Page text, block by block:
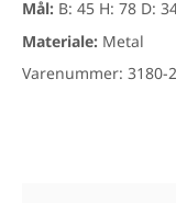
Mål: B: 45 H: 78 D:
Materiale: Metal
Varenummer: 3180-